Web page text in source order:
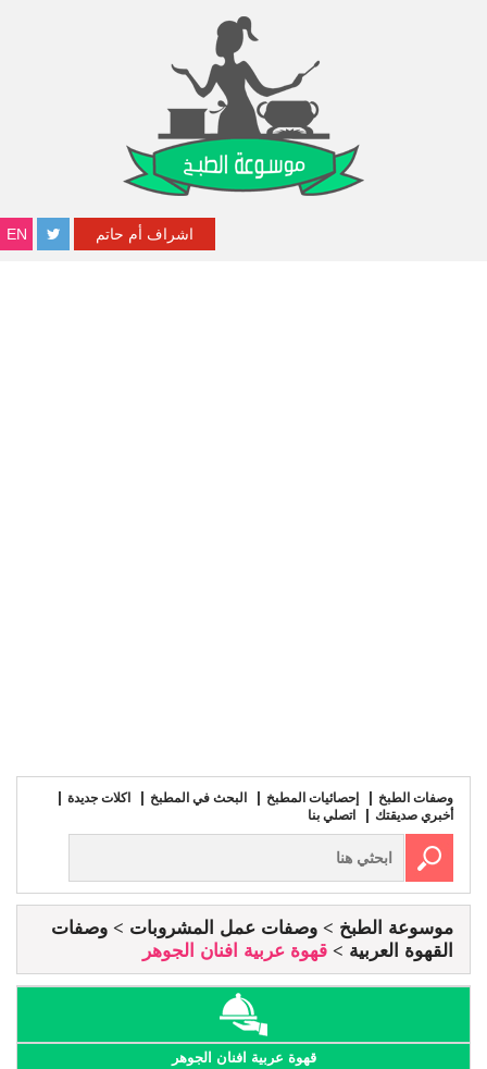
EN اشراف أم حاتم
وصفات الطبخ إحصائيات المطبخ البحث في المطبخ
اكلات جديدة
أخبري صديقتك
اتصلي بنا
موسوعة الطبخ وصفات عمل المشروبات
وصفات
القهوة العربية
قهوة عربية افنان الجوهر
قهوة عربية افنان الجوهر